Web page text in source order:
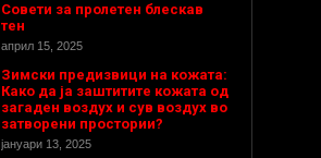
Совети за пролетен блескав
тен
април 15, 2025
Зимски предизвици на кожата:
Како да ја заштитите кожата од
загаден воздух и сув воздух во
затворени простории?
јануари 13, 2025